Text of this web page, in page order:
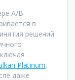
A/B
в
решений
Platinum,
даже